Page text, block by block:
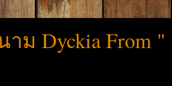
ม Dyckia From "